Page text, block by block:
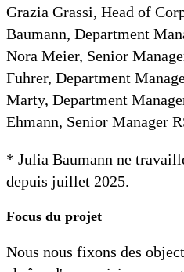
Grazia Grassi, Head of
Baumann, Department
Nora Meier, Senior
Fuhrer, Department
Marty, Department
Ehmann, Senior Manager
* Julia Baumann ne
depuis juillet 2025.
Focus du projet
Nous nous fixons des